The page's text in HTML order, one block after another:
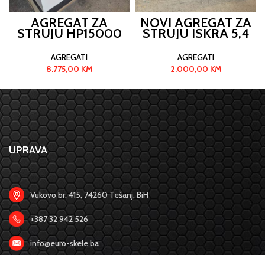
AGREGAT ZA
STRUJU HP15000
AGREGATI
8.775,00 KM
NOVI AGREGAT ZA
STRUJU ISKRA 5,4
AGREGATI
2.000,00 KM
UPRAVA
Vukovo br: 415, 74260 Tešanj, BiH
+387 32 942 526
info@euro-skele.ba